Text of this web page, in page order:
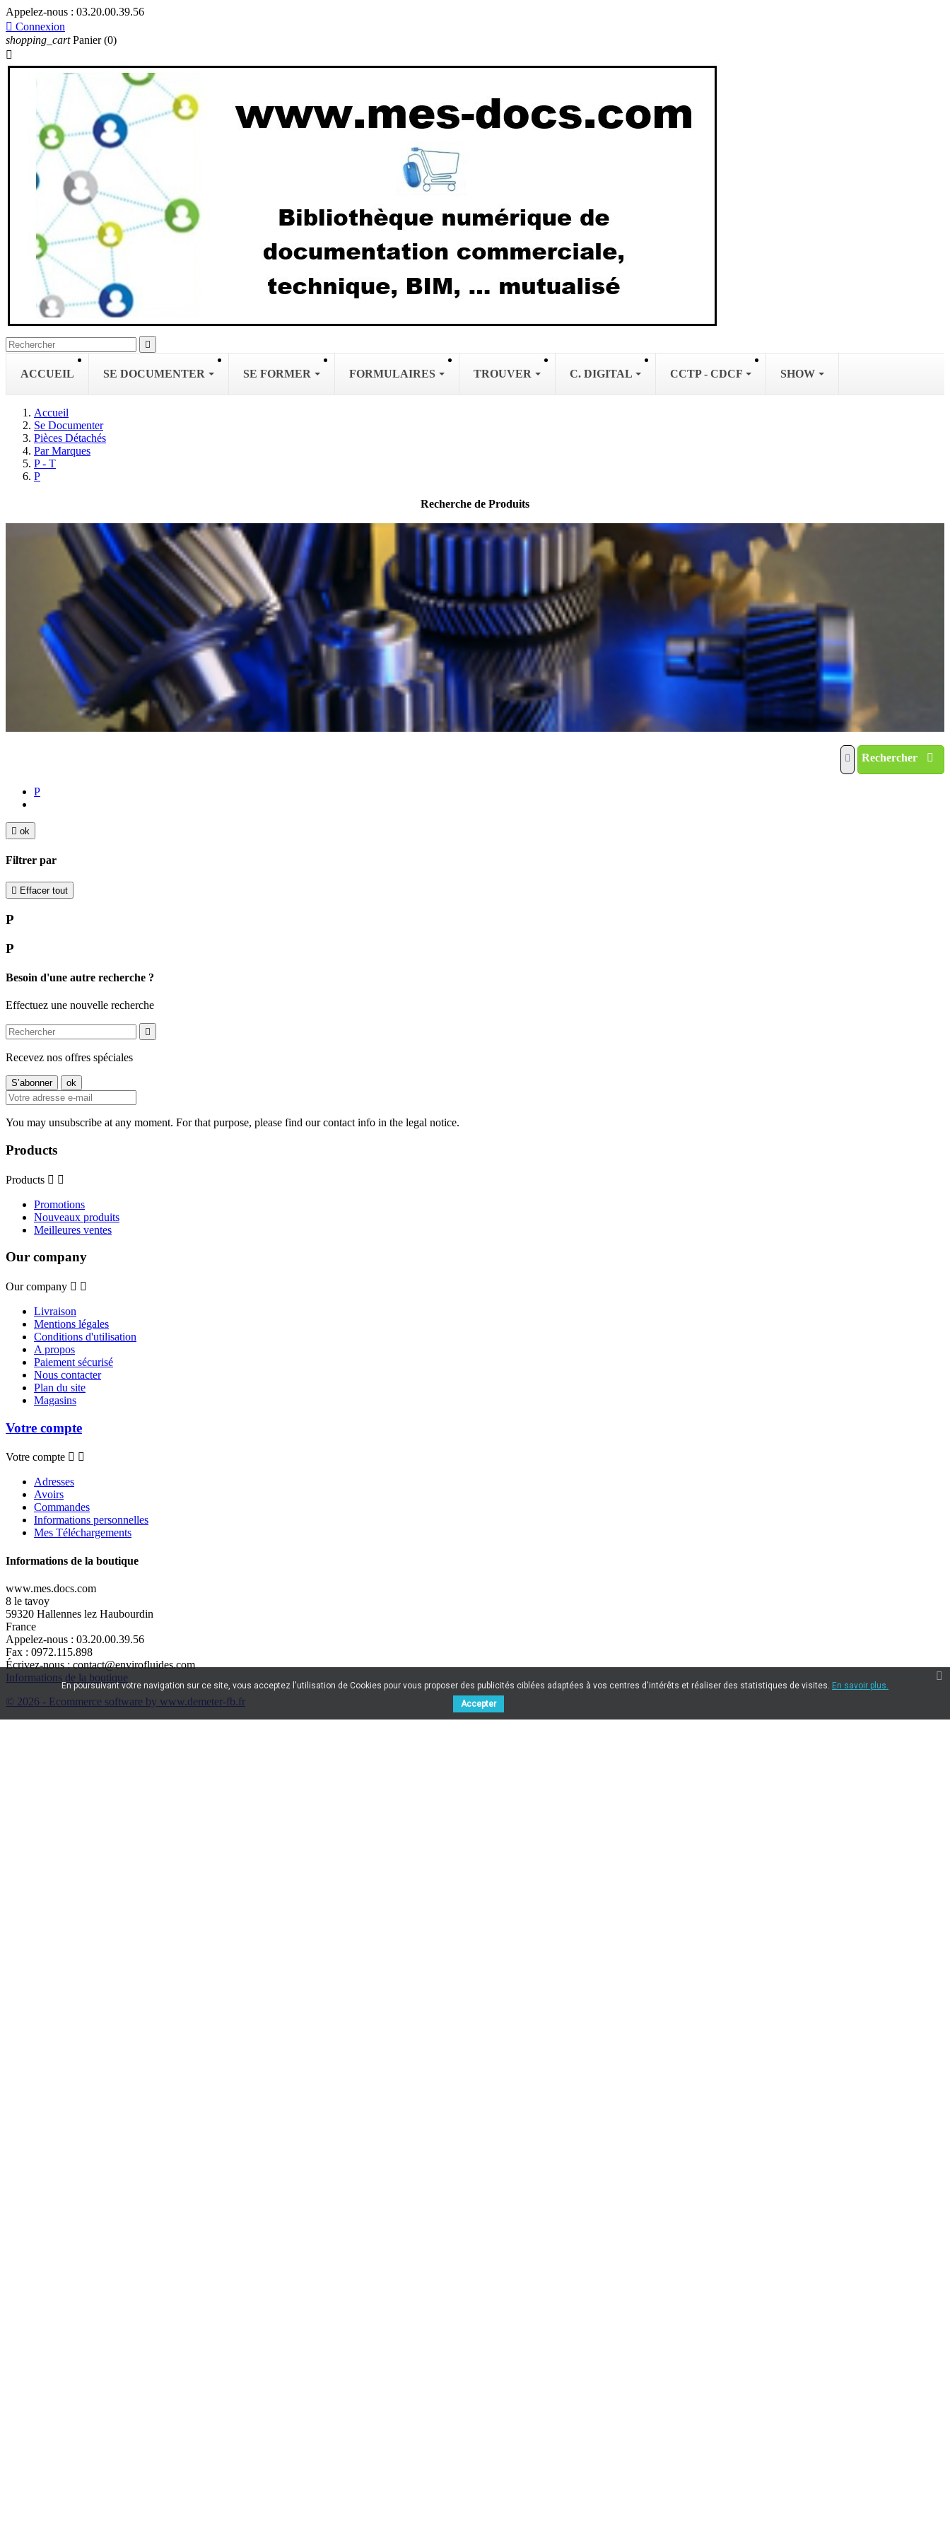
Appelez-nous : 03.20.00.39.56
 Connexion
shopping_cart Panier (0)


ACCUEIL SE DOCUMENTER SE FORMER FORMULAIRES TROUVER C. DIGITAL CCTP - CDCF SHOW
Accueil
Se Documenter
Pièces Détachés
Par Marques
P - T
P
Recherche de Produits
Rechercher
P
 ok
Filtrer par
 Effacer tout
P
P
Besoin d'une autre recherche ?
Effectuez une nouvelle recherche

Recevez nos offres spéciales
You may unsubscribe at any moment. For that purpose, please find our contact info in the legal notice.
Products
Products  
Promotions
Nouveaux produits
Meilleures ventes
Our company
Our company  
Livraison
Mentions légales
Conditions d'utilisation
A propos
Paiement sécurisé
Nous contacter
Plan du site
Magasins
Votre compte
Votre compte  
Adresses
Avoirs
Commandes
Informations personnelles
Mes Téléchargements
Informations de la boutique
www.mes.docs.com
8 le tavoy
59320 Hallennes lez Haubourdin
France
Appelez-nous : 03.20.00.39.56
Fax : 0972.115.898
Écrivez-nous :contact@envirofluides.com
Informations de la boutique
© 2026 - Ecommerce software by www.demeter-fb.fr
En poursuivant votre navigation sur ce site, vous acceptez l'utilisation de Cookies pour vous proposer des publicités ciblées adaptées à vos centres d'intérêts et réaliser des statistiques de visites. En savoir plus.
Accepter